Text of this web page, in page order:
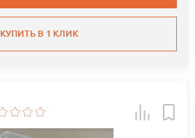
КУПИТЬ В 1 КЛИК